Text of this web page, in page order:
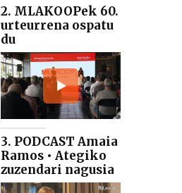
2. MLAKOOPek 60.
urteurrena ospatu
du
3. PODCAST Amaia
Ramos • Ategiko
zuzendari nagusia